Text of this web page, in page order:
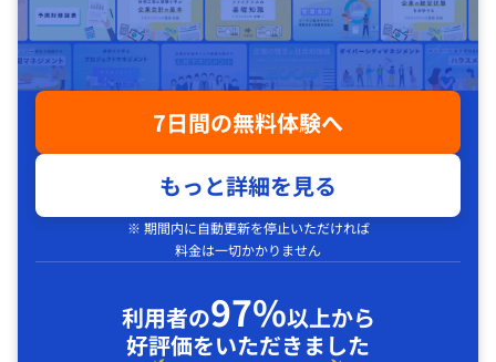
7日間の無料体験へ
もっと詳細を見る
※ 期間内に自動更新を停止いただければ
料金は一切かかりません
利用者の97%以上から
好評価をいただきました